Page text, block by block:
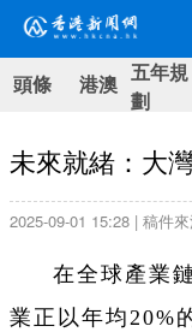
頭條 港澳 五年規
劃
未來就緒：大
2025-09-01 15:28 | 稿件
在全球產業
業正以年均20%